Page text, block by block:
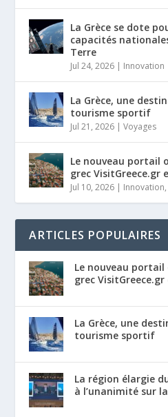
La Grèce se dote
capacités
Terre
Jul 24, 2026 | Innovation
La Grèce, une
tourisme sportif
Jul 21, 2026 |Voyages
Le nouveau portail
grec VisitGreece.gr
Jul 10, 2026 | Innovation
ARTICLES POPULAIRES
Le nouveau
grec
La Grèce, une
tourisme sportif
La région élargie
à l’unanimité sur